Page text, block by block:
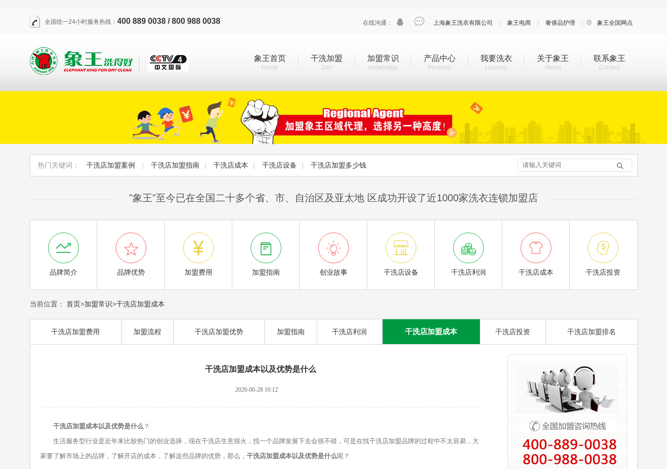
全国统一24小时服务热线： 400 889 0038 / 800 988 0038 在线沟通：   上海象王洗衣有限公司 象王电商 奢侈品护理  象王全国网点
象王首页
Home
干洗加盟
Join
加盟常识
knowledge
产品中心
Products
我要洗衣
Laundry
关于象王
About
联系象王
Contact
热门关键词： 干洗店加盟案例 | 干洗店加盟指南 | 干洗店成本 | 干洗店设备 | 干洗店加盟多少钱 
"象王"至今已在全国二十多个省、市、自治区及亚太地 区成功开设了近1000家洗衣连锁加盟店

品牌简介

品牌优势

加盟费用

加盟指南

创业故事

干洗店设备

干洗店利润

干洗店成本

干洗店投资
当前位置： 首页>加盟常识>干洗店加盟成本
干洗店加盟费用 加盟流程 干洗店加盟优势 加盟指南 干洗店利润 干洗店加盟成本 干洗店投资 干洗店加盟排名
干洗店加盟成本以及优势是什么
2020-06-28 10:12
干洗店加盟成本以及优势是什么？
生活服务型行业是近年来比较热门的创业选择，现在干洗店生意很火，找一个品牌发展下去会很不错，可是在找干洗店加盟品牌的过程中不太容易，大
家要了解市场上的品牌，了解开店的成本，了解这些品牌的优势，那么， 干洗店加盟成本以及优势是什么呢？